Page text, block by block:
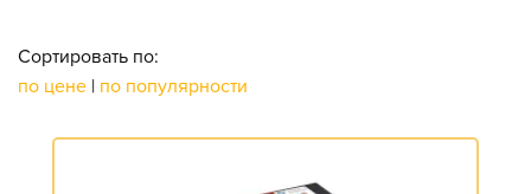
Сортировать по:
по цене | по популярности